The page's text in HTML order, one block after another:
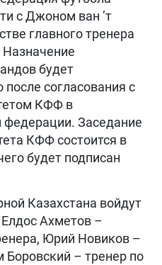
с Джоном ван ’т
главного тренера
будет
согласования с
КФФ в
федерации. Заседание
КФФ состоится в
будет подписан
Казахстана войдут
Ахметов –
Юрий Новиков –
Боровский – тренер по